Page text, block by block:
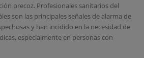
precoz. Profesionales sanitarios del
son las principales señales de alarma de
y han incidido en la necesidad de
especialmente en personas con